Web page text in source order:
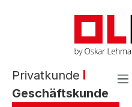
Privatkunde
Geschäftskunde